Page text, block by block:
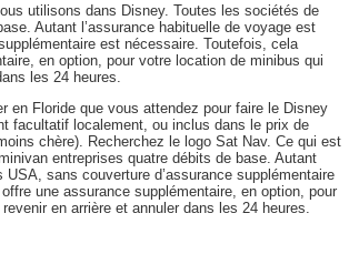
utilisons dans Disney. Toutes les sociétés de
Autant l’assurance habituelle de voyage est
est nécessaire. Toutefois, cela
en option, pour votre location de minibus qui
les 24 heures.
en Floride que vous attendez pour faire le Disney
facultatif localement, ou inclus dans le prix de
chère). Recherchez le logo Sat Nav. Ce qui est
entreprises quatre débits de base. Autant
sans couverture d’assurance supplémentaire
une assurance supplémentaire, en option, pour
en arrière et annuler dans les 24 heures.